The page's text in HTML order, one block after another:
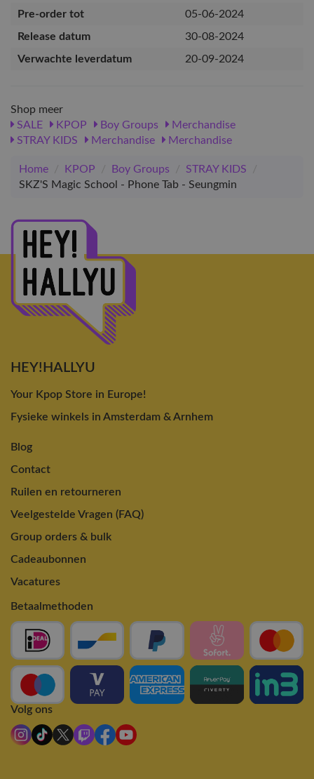
Pre-order tot
05-06-2024
Release datum
30-08-2024
Verwachte leverdatum
20-09-2024
Shop meer
SALE
KPOP Boy Groups
Merchandise
STRAY KIDS
Merchandise Merchandise
Home / KPOP / Boy Groups / STRAY KIDS
/
SKZ'S Magic School - Phone Tab - Seungmin
HEY!HALLYU
Your Kpop Store in Europe!
Fysieke winkels in Amsterdam & Arnhem
Blog
Contact
Ruilen en retourneren
Veelgestelde Vragen (FAQ)
Group orders & bulk
Cadeaubonnen
Vacatures
Betaalmethoden
Volg ons